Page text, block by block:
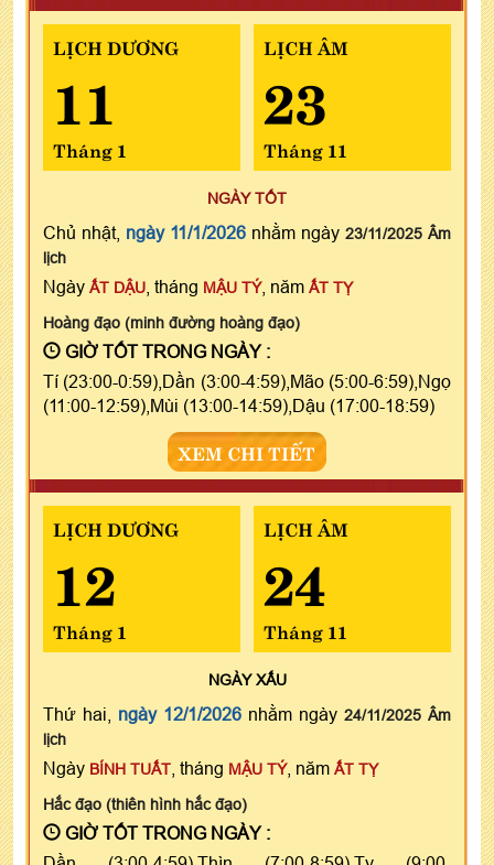
LỊCH DƯƠNG
11
Tháng 1
LỊCH ÂM
23
Tháng 11
NGÀY TỐT
Chủ nhật, ngày 11/1/2026 nhằm ngày 23/11/2025 Âm
lịch
Ngày ẤT DẬU , tháng MẬU TÝ, năm ẤT TỴ
Hoàng đạo (minh đường hoàng đạo)
GIỜ TỐT TRONG NGÀY :
Tí (23:00-0:59),Dần (3:00-4:59),Mão (5:00-6:59),Ngọ
(11:00-12:59),Mùi (13:00-14:59),Dậu (17:00-18:59)
XEM CHI TIẾT
LỊCH DƯƠNG
12
Tháng 1
LỊCH ÂM
24
Tháng 11
NGÀYXẤU
Thứ hai, ngày 12/1/2026 nhằm ngày 24/11/2025 Âm
lịch
Ngày BÍNH TUẤT , tháng MẬU TÝ, năm ẤT TỴ
Hắc đạo (thiên hình hắc đạo)
GIỜ TỐT TRONG NGÀY :